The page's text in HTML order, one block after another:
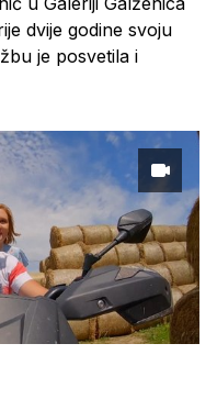
dvije godine svoju
je posvetila i